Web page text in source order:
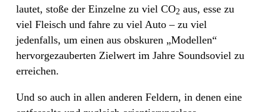
lautet, stoße der Einzelne zu viel CO2 aus, esse zu
viel Fleisch und fahre zu viel Auto – zu viel
jedenfalls, um einen aus obskuren „Modellen“
hervorgezauberten Zielwert im Jahre Soundsoviel zu
erreichen.
Und so auch in allen anderen Feldern, in denen eine